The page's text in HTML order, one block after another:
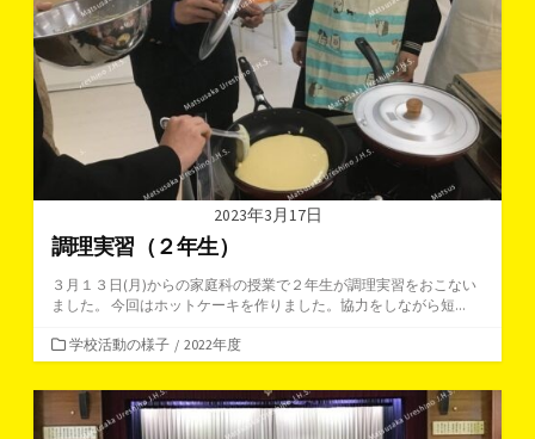
ー
2023年3月17日
調理実習（２年生）
３月１３日(月)からの家庭科の授業で２年生が調理実習をおこない
ました。 今回はホットケーキを作りました。協力をしながら短...
カ
テ
ゴ
リ
ー
学校活動の様子 / 2022年度